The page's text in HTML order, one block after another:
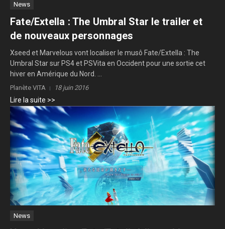
News
Fate/Extella : The Umbral Star le trailer et
de nouveaux personnages
Xseed et Marvelous vont localiser le musô Fate/Extella : The
Umbral Star sur PS4 et PSVita en Occident pour une sortie cet
hiver en Amérique du Nord. ...
Planète VITA 18 juin 2016
Lire la suite >>
News